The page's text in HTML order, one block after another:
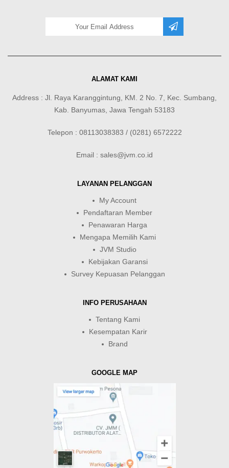
ALAMAT KAMI
Address : Jl. Raya Karanggintung, KM. 2 No. 7, Kec. Sumbang,
Kab. Banyumas, Jawa Tengah 53183
Telepon : 08113038383 / (0281) 6572222
Email : sales@jvm.co.id
LAYANAN PELANGGAN
My Account
Pendaftaran Member
Penawaran Harga
Mengapa Memilih Kami
JVM Studio
Kebijakan Garansi
Survey Kepuasan Pelanggan
INFO PERUSAHAAN
Tentang Kami
Kesempatan Karir
Brand
GOOGLE MAP